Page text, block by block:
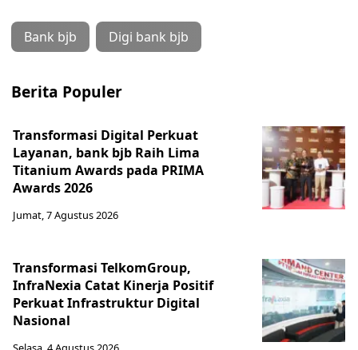
Bank bjb Digi bank bjb
Berita Populer
Transformasi Digital Perkuat
Layanan, bank bjb Raih Lima
Titanium Awards pada PRIMA
Awards 2026
Jumat, 7 Agustus 2026
Transformasi TelkomGroup,
InfraNexia Catat Kinerja Positif
Perkuat Infrastruktur Digital
Nasional